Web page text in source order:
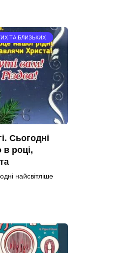
ТА БЛИЗЬКИХ
Сьогодні
в році,
найсвітліше